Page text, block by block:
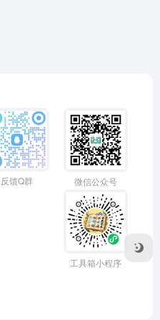
反馈Q群 微信公众号
工具箱小程序